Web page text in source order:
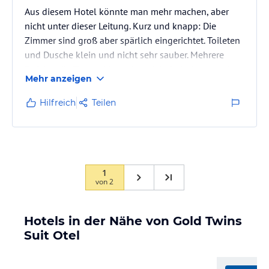
Aus diesem Hotel könnte man mehr machen, aber
nicht unter dieser Leitung. Kurz und knapp: Die
Zimmer sind groß aber spärlich eingerichtet. Toileten
und Dusche klein und nicht sehr sauber. Mehrere
Der Pool ist klein und aus diesem Grund bei größerer
Belegung sofort verschmutzt und nicht mehr
empfehlenswert (grün und undurchsichtig) Das
Restaurant ist sehr unsauber, die Tische werden ein
Mehr anzeigen
Hilfreich Teilen
1
von2
Hotels in der Nähe von Gold Twins
Suit Otel